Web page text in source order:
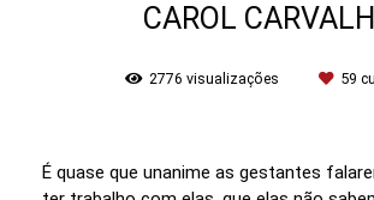
CAROL
2776 visualizações 59
É quase que unanime as gestantes